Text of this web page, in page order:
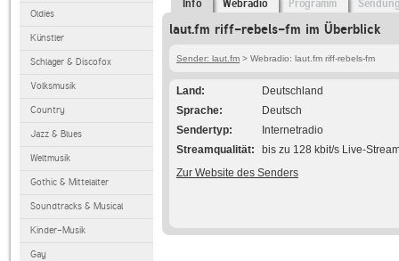
Oldies
Künstler
Schlager & Discofox
Volksmusik
Country
Jazz & Blues
Weltmusik
Gothic & Mittelalter
Soundtracks & Musical
Kinder-Musik
Gay
Info Webradio Programm
laut.fm riff-rebels-fm im Überblick
Sender: laut.fm > Webradio: laut.fm riff-rebels-fm
Land
Deutschland
Sprache
Deutsch
Sendertyp
Internetradio
Streamqualität
bis zu 128 kbit/s Live-
Zur Website des Senders